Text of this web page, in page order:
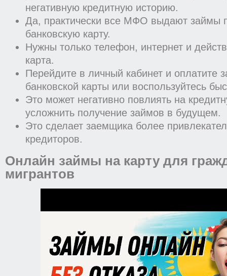
негативную кредитную историю.
Да, практически все МФО выдают займы
банковскую карту.
Нужны только телефон, интернет и
карта.
Перейдите в личный кабинет и оплатите
банковской карты или воспользуйтесь
Это может негативно повлиять на
усложнить получение займов в будущем.
Это сделает заемщика более
кредиторов.
Онлайн займы на карту для
мигрантов